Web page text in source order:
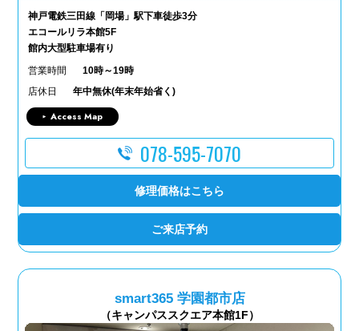
神戸電鉄三田線「岡場」駅下車徒歩3分
エコールリラ本館5F
館内大型駐車場有り
営業時間
10時～19時
店休日
年中無休(年末年始省く)
Access Map
078-595-7070
修理価格はこちら
ご来店予約
smart365 学園都市店
（キャンパススクエア本館1F）